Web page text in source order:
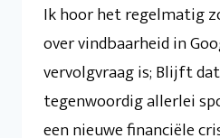
Ik hoor het regelmatig
over vindbaarheid in
vervolgvraag is; Blijft
tegenwoordig allerlei
een nieuwe financiële